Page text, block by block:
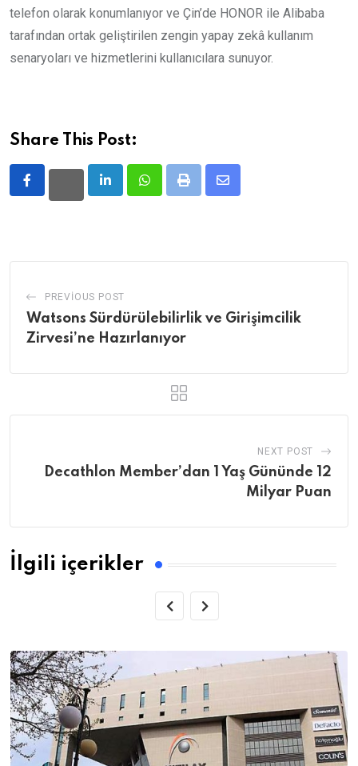
telefon olarak konumlanıyor ve Çin’de HONOR ile Alibaba
tarafından ortak geliştirilen zengin yapay zekâ kullanım
senaryoları ve hizmetlerini kullanıcılara sunuyor.
Share This Post:
LinkedInWhatsappPrint
Share
PREVIOUS POST
Watsons Sürdürülebilirlik ve Girişimcilik
Zirvesi’ne Hazırlanıyor
NEXT POST
Decathlon Member’dan 1 Yaş Gününde 12
Milyar Puan
İlgili içerikler